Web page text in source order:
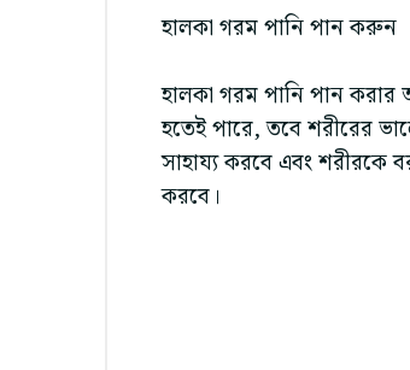
হালকা গরম পানি পান করুন
হালকা গরম পানি পান করার
হতেই পারে, তবে শরীরের
সাহায্য করবে এবং শরীরকে
করবে।